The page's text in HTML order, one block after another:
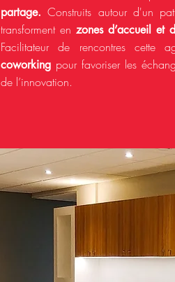
partage. Construits autour d'un
transforment en zones d’accueil et
Facilitateur de rencontres cette
coworking pour favoriser les
de l’innovation.